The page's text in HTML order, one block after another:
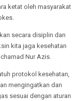
ketat oleh masyarakat
secara disiplin dan
kita jaga kesehatan
Nur Azis.
protokol kesehatan,
mengingatkan dan
sesuai dengan aturan